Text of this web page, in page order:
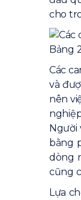
cho
Bảng
Các
và
nên
bằng
dòng
cũng
Lựa